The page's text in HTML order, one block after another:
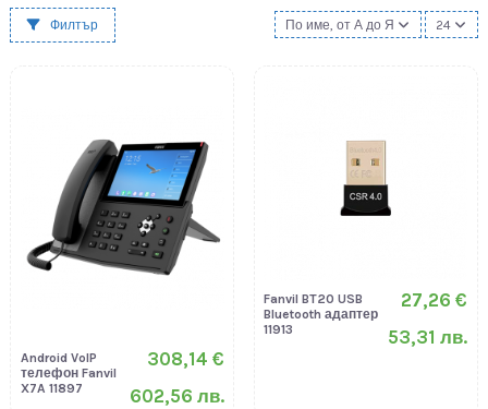
Филтър По име, от А до Я 24
Android VoIP
телефон Fanvil
X7A 11897
308,14 €
602,56 лв.
Fanvil BT20 USB
Bluetooth адаптер
11913
27,26 €
53,31 лв.